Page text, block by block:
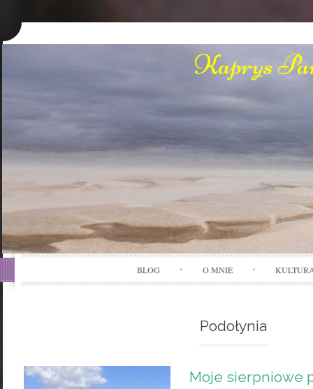
Kaprys
BLOG O MNIE
Podołynia
Moje sierpniowe